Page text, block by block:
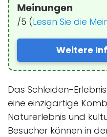
Meinungen
/5 (Lesen Sie die
Weitere
Das Schleiden-
eine einzigartige
Naturerlebnis und
Besucher können in